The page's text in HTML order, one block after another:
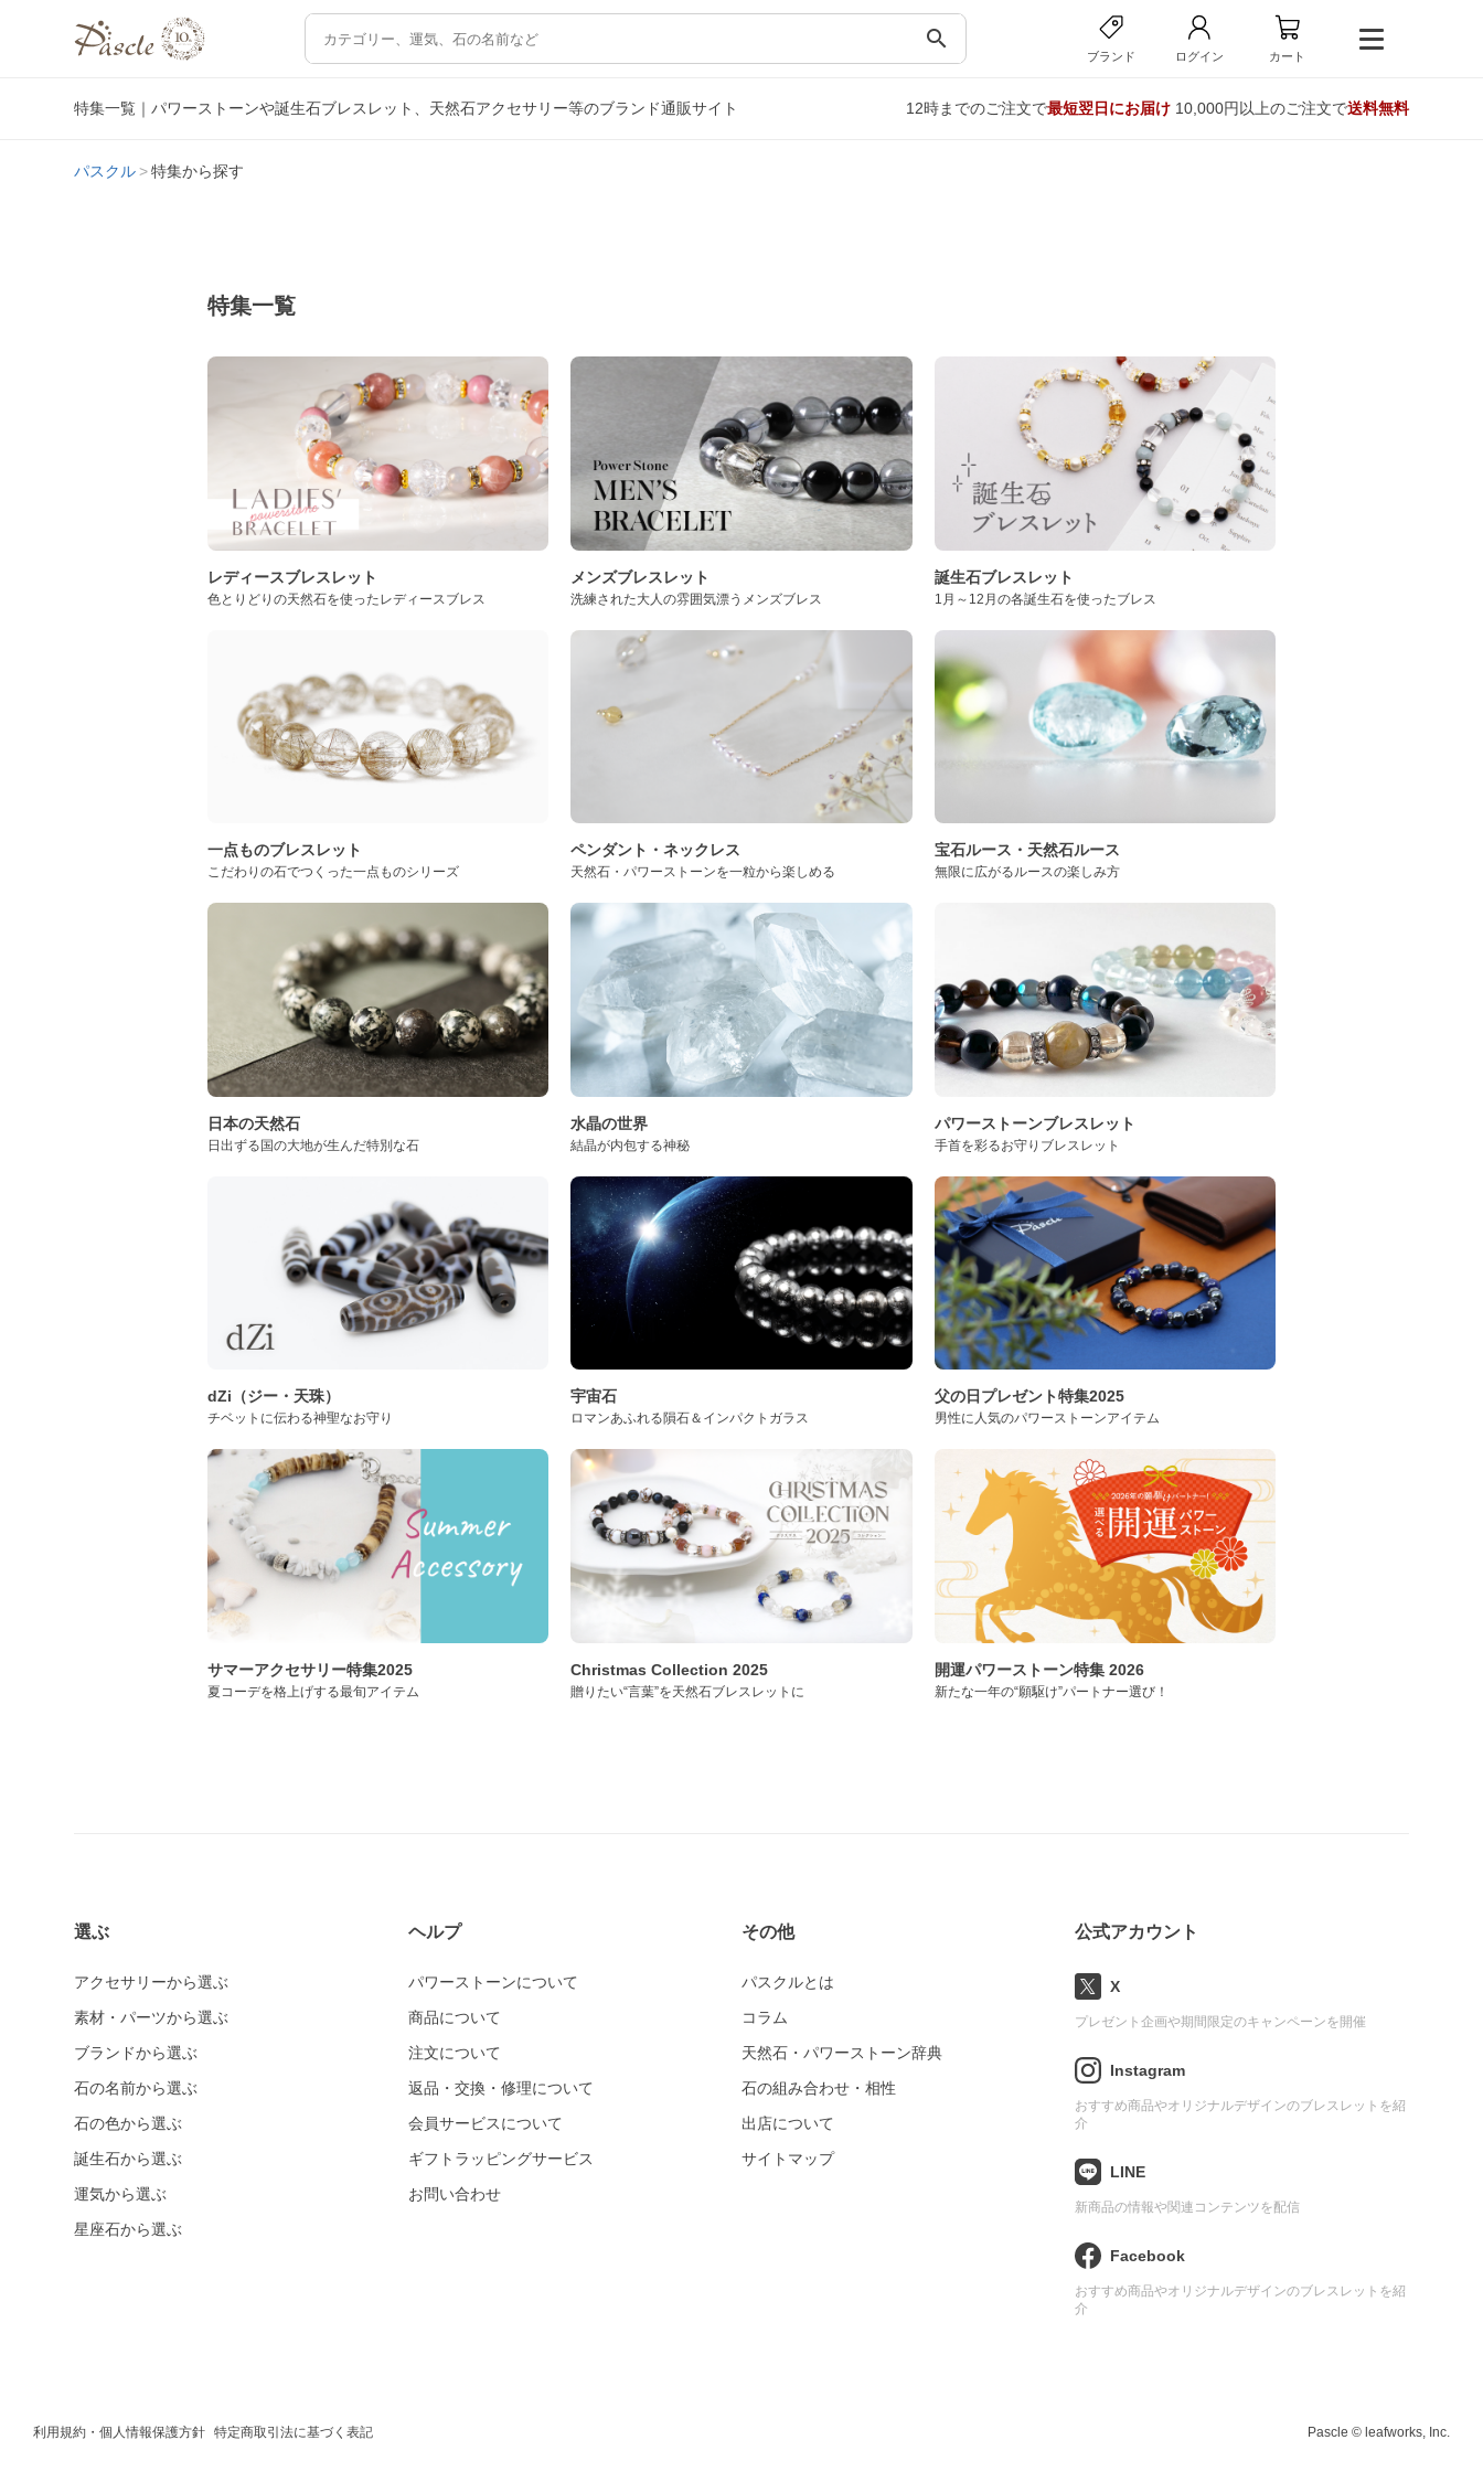
search
ブランド ログイン カート
特集一覧｜パワーストーンや誕生石ブレスレット、天然石アクセサリー等のブランド通販サイト 12時までのご注文で最短翌日にお届け10,000円以上のご注文で送料無料
パスクル 特集から探す
特集一覧
レディースブレスレット
色とりどりの天然石を使ったレディースブレス
メンズブレスレット
洗練された大人の雰囲気漂うメンズブレス
誕生石ブレスレット
1月～12月の各誕生石を使ったブレス
一点ものブレスレット
こだわりの石でつくった一点ものシリーズ
ペンダント・ネックレス
天然石・パワーストーンを一粒から楽しめる
宝石ルース・天然石ルース
無限に広がるルースの楽しみ方
日本の天然石
日出ずる国の大地が生んだ特別な石
水晶の世界
結晶が内包する神秘
パワーストーンブレスレット
手首を彩るお守りブレスレット
dZi（ジー・天珠）
チベットに伝わる神聖なお守り
宇宙石
ロマンあふれる隕石＆インパクトガラス
父の日プレゼント特集2025
男性に人気のパワーストーンアイテム
サマーアクセサリー特集2025
夏コーデを格上げする最旬アイテム
Christmas Collection 2025
贈りたい“言葉”を天然石ブレスレットに
開運パワーストーン特集 2026
新たな一年の“願駆け”パートナー選び！
選ぶ
アクセサリーから選ぶ
素材・パーツから選ぶ
ブランドから選ぶ
石の名前から選ぶ
石の色から選ぶ
誕生石から選ぶ
運気から選ぶ
星座石から選ぶ
ヘルプ
パワーストーンについて
商品について
注文について
返品・交換・修理について
会員サービスについて
ギフトラッピングサービス
お問い合わせ
その他
パスクルとは
コラム
天然石・パワーストーン辞典
石の組み合わせ・相性
出店について
サイトマップ
公式アカウント
X
プレゼント企画や期間限定のキャンペーンを開催
Instagram
おすすめ商品やオリジナルデザインのブレスレットを紹
介
LINE
新商品の情報や関連コンテンツを配信
Facebook
おすすめ商品やオリジナルデザインのブレスレットを紹
介
利用規約・個人情報保護方針 特定商取引法に基づく表記 Pascle © leafworks, Inc.